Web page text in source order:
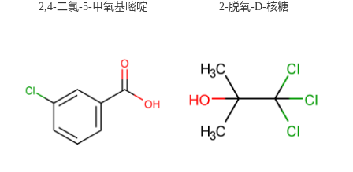
2,4-二氯-5-甲氧基嘧啶 2-脱氧-D-核糖